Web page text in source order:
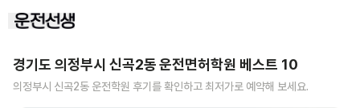
경기도 의정부시 신곡2동운전면허학원 베스트 10
의정부시 신곡2동 운전학원 후기를 확인하고 최저가로 예약해 보세요.